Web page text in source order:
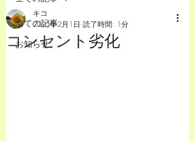
全ての記事
お知らせ
コンセント劣化
キコ
2023年2月1日 読了時間: 1分